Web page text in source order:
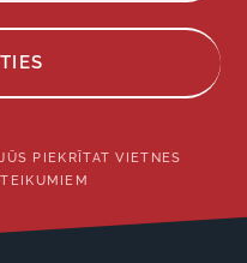
PIEKRĪTAT VIETNES